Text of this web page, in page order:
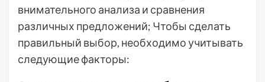
внимательного анализа и сравнения
различных предложений; Чтобы сделать
правильный выбор, необходимо учитывать
следующие факторы: